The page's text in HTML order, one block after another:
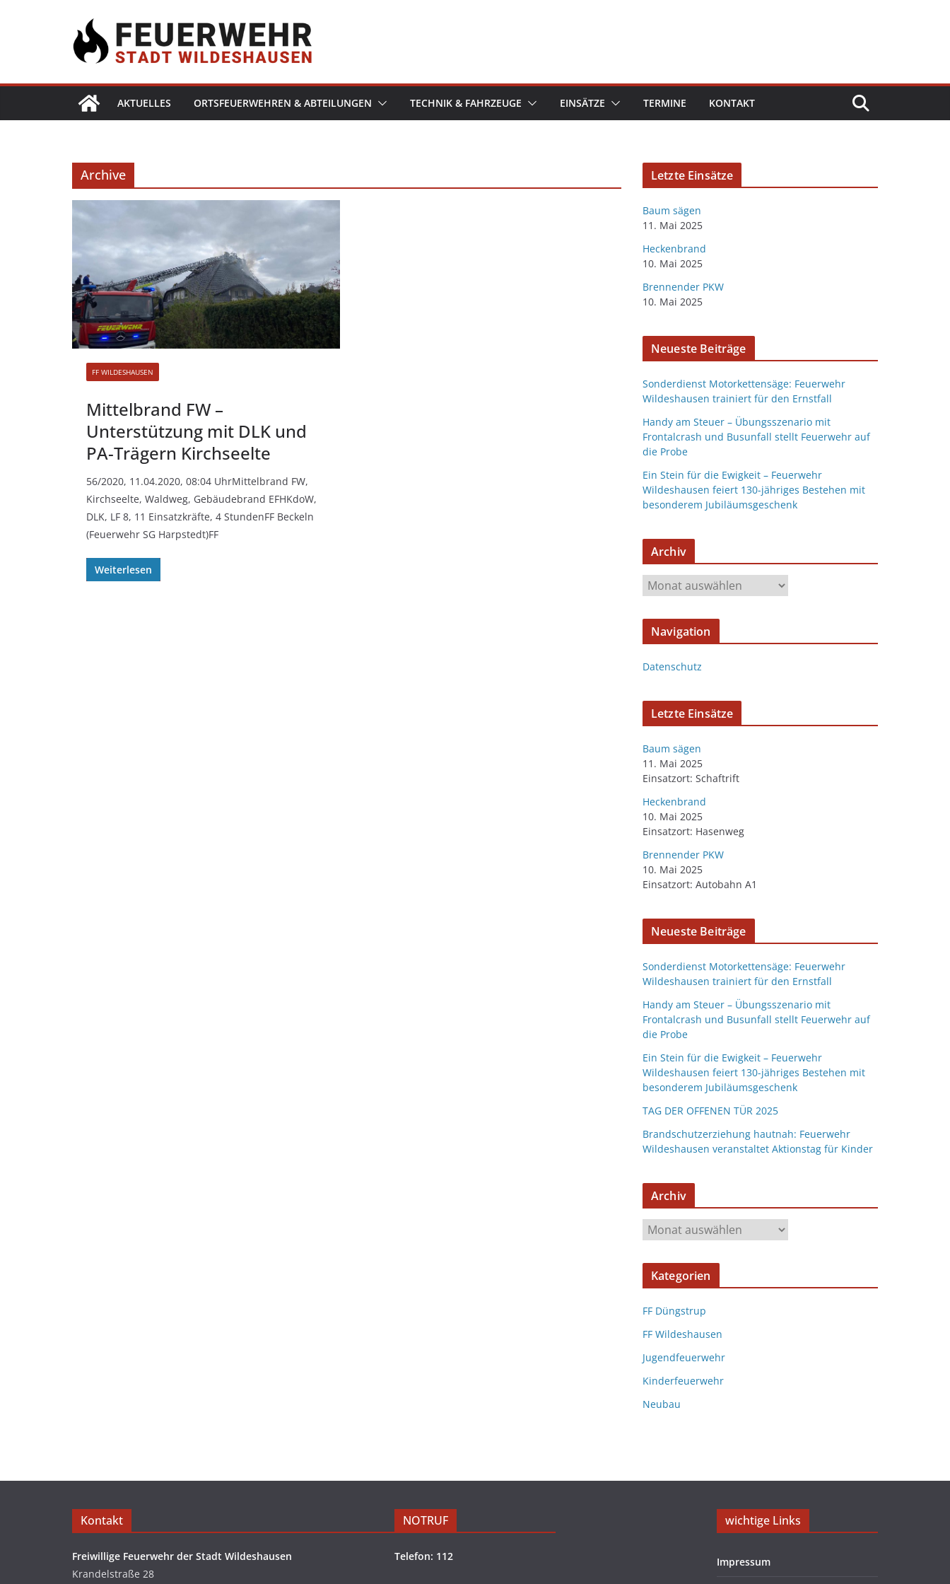
AKTUELLES ORTSFEUERWEHREN & ABTEILUNGEN TECHNIK & FAHRZEUGE EINSÄTZE TERMINE KONTAKT
Archive
FF WILDESHAUSEN
Mittelbrand FW –
Unterstützung mit DLK und
PA-Trägern Kirchseelte
56/2020, 11.04.2020, 08:04 UhrMittelbrand FW,
Kirchseelte, Waldweg, Gebäudebrand EFHKdoW,
DLK, LF 8, 11 Einsatzkräfte, 4 StundenFF Beckeln
(Feuerwehr SG Harpstedt)FF
Weiterlesen
Letzte Einsätze
Baum sägen
11. Mai 2025
Heckenbrand
10. Mai 2025
Brennender PKW
10. Mai 2025
Neueste Beiträge
Sonderdienst Motorkettensäge: Feuerwehr
Wildeshausen trainiert für den Ernstfall
Handy am Steuer – Übungsszenario mit
Frontalcrash und Busunfall stellt Feuerwehr auf
die Probe
Ein Stein für die Ewigkeit – Feuerwehr
Wildeshausen feiert 130-jähriges Bestehen mit
besonderem Jubiläumsgeschenk
Archiv
Navigation
Datenschutz
Letzte Einsätze
Baum sägen
11. Mai 2025
Einsatzort: Schaftrift
Heckenbrand
10. Mai 2025
Einsatzort: Hasenweg
Brennender PKW
10. Mai 2025
Einsatzort: Autobahn A1
Neueste Beiträge
Sonderdienst Motorkettensäge: Feuerwehr
Wildeshausen trainiert für den Ernstfall
Handy am Steuer – Übungsszenario mit
Frontalcrash und Busunfall stellt Feuerwehr auf
die Probe
Ein Stein für die Ewigkeit – Feuerwehr
Wildeshausen feiert 130-jähriges Bestehen mit
besonderem Jubiläumsgeschenk
TAG DER OFFENEN TÜR 2025
Brandschutzerziehung hautnah: Feuerwehr
Wildeshausen veranstaltet Aktionstag für Kinder
Archiv
Kategorien
FF Düngstrup
FF Wildeshausen
Jugendfeuerwehr
Kinderfeuerwehr
Neubau
Kontakt
Freiwillige Feuerwehr der Stadt Wildeshausen
Krandelstraße 28
NOTRUF
Telefon: 112
wichtige Links
Impressum